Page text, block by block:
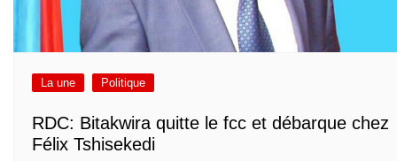
La une Politique
RDC: Bitakwira quitte le fcc et débarque chez
Félix Tshisekedi